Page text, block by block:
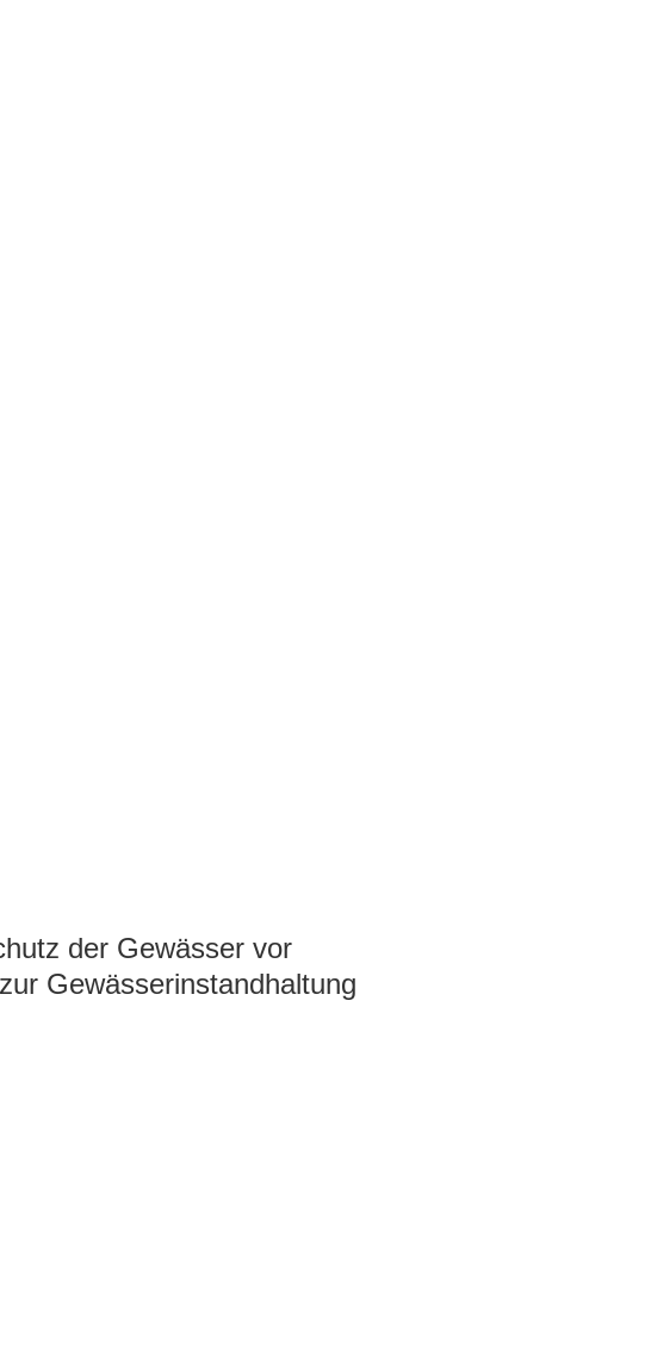
der Gewässer vor
Gewässerinstandhaltung